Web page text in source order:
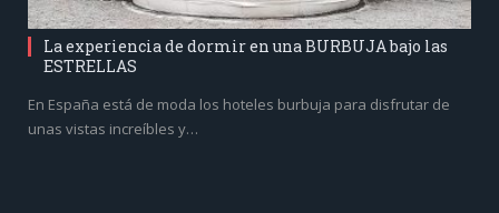
La experiencia de dormir en una BURBUJA bajo las
ESTRELLAS
En España está de moda los hoteles burbuja para disfrutar de
unas vistas increíbles y…